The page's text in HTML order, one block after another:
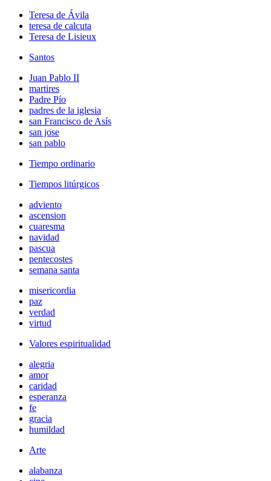
Teresa de Ávila
teresa de calcuta
Teresa de Lisieux
Santos
Juan Pablo II
martires
Padre Pío
padres de la iglesia
san Francisco de Asís
san jose
san pablo
Tiempo ordinario
Tiempos litúrgicos
adviento
ascension
cuaresma
navidad
pascua
pentecostes
semana santa
misericordia
paz
verdad
virtud
Valores espiritualidad
alegria
amor
caridad
esperanza
fe
gracia
humildad
Arte
alabanza